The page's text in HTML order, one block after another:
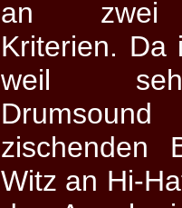
an zwei
Kriterien. Da
weil
zischenden
Witz an Hi-